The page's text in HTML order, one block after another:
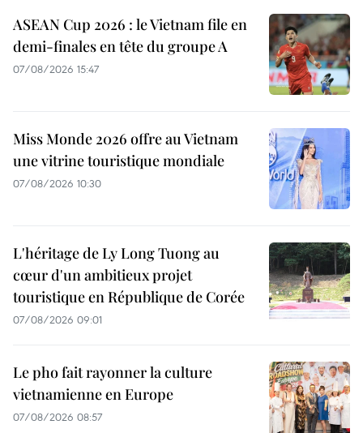
ASEAN Cup 2026 : le Vietnam file en
demi-finales en tête du groupe A
07/08/2026 15:47
Miss Monde 2026 offre au Vietnam
une vitrine touristique mondiale
07/08/2026 10:30
L'héritage de Ly Long Tuong au
cœur d'un ambitieux projet
touristique en République de Corée
07/08/2026 09:01
Le pho fait rayonner la culture
vietnamienne en Europe
07/08/2026 08:57